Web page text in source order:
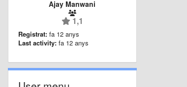
Ajay Manwani
1,1
Registrat: fa 12 anys
Last activity: fa 12 anys